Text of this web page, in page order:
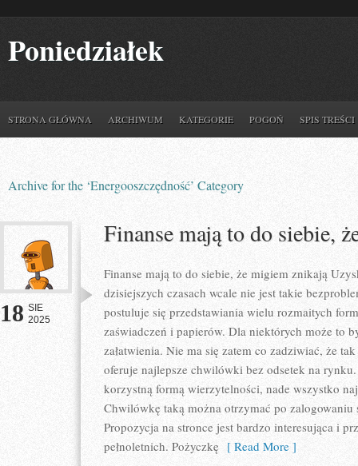
Poniedziałek
STRONA GŁÓWNA ARCHIWUM KATEGORIE POGOŃ SPIS TREŚCI
Archive for the ‘Energooszczędność’ Category
18 SIE
2025
Finanse mają to do siebie,
Finanse mają to do siebie, że migiem znikają
dzisiejszych czasach wcale nie jest takie
postuluje się przedstawiania wielu rozmaitych
zaświadczeń i papierów. Dla niektórych może to
załatwienia. Nie ma się zatem co zadziwiać, że
oferuje najlepsze chwilówki bez odsetek na
korzystną formą wierzytelności, nade wszystko
Chwilówkę taką można otrzymać po
Propozycja na stronce jest bardzo interesująca i
pełnoletnich. Pożyczkę [ Read More ]